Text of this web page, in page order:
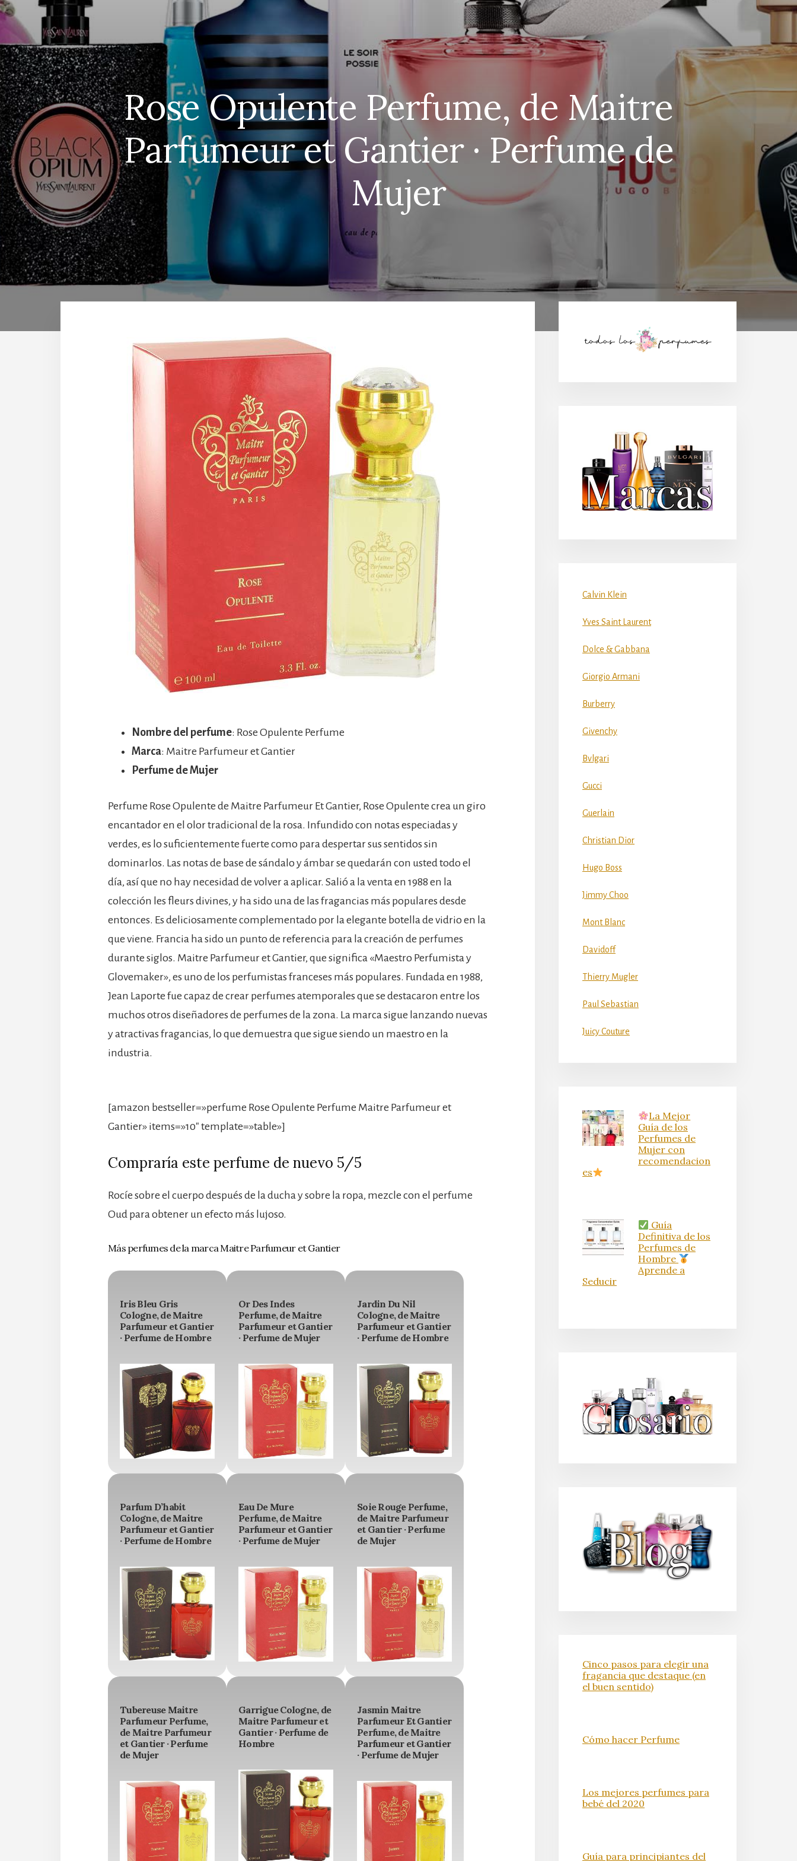
Rose Opulente Perfume, de Maitre
Parfumeur et Gantier · Perfume de
Mujer
Nombre del perfume: Rose Opulente Perfume
Marca: Maitre Parfumeur et Gantier
Perfume de Mujer
Perfume Rose Opulente de Maitre Parfumeur Et Gantier, Rose Opulente crea un giro
encantador en el olor tradicional de la rosa. Infundido con notas especiadas y
verdes, es lo suficientemente fuerte como para despertar sus sentidos sin
dominarlos. Las notas de base de sándalo y ámbar se quedarán con usted todo el
día, así que no hay necesidad de volver a aplicar. Salió a la venta en 1988 en la
colección les fleurs divines, y ha sido una de las fragancias más populares desde
entonces. Es deliciosamente complementado por la elegante botella de vidrio en la
que viene. Francia ha sido un punto de referencia para la creación de perfumes
durante siglos. Maitre Parfumeur et Gantier, que significa «Maestro Perfumista y
Glovemaker», es uno de los perfumistas franceses más populares. Fundada en 1988,
Jean Laporte fue capaz de crear perfumes atemporales que se destacaron entre los
muchos otros diseñadores de perfumes de la zona. La marca sigue lanzando nuevas
y atractivas fragancias, lo que demuestra que sigue siendo un maestro en la
industria.
[amazon bestseller=»perfume Rose Opulente Perfume Maitre Parfumeur et
Gantier» items=»10″ template=»table»]
Compraría este perfume de nuevo 5/5
Rocíe sobre el cuerpo después de la ducha y sobre la ropa, mezcle con el perfume
Oud para obtener un efecto más lujoso.
Más perfumes de la marca Maitre Parfumeur et Gantier
Iris Bleu Gris
Cologne, de Maitre
Parfumeur et Gantier
· Perfume de Hombre
Or Des Indes
Perfume, de Maitre
Parfumeur et Gantier
· Perfume de Mujer
Jardin Du Nil
Cologne, de Maitre
Parfumeur et Gantier
· Perfume de Hombre
Parfum D’habit
Cologne, de Maitre
Parfumeur et Gantier
· Perfume de Hombre
Eau De Mure
Perfume, de Maitre
Parfumeur et Gantier
· Perfume de Mujer
Soie Rouge Perfume,
de Maitre Parfumeur
et Gantier · Perfume
de Mujer
Tubereuse Maitre
Parfumeur Perfume,
de Maitre Parfumeur
et Gantier · Perfume
de Mujer
Garrigue Cologne, de
Maitre Parfumeur et
Gantier · Perfume de
Hombre
Jasmin Maitre
Parfumeur Et Gantier
Perfume, de Maitre
Parfumeur et Gantier
· Perfume de Mujer
lateral
Calvin Klein
Yves Saint Laurent
Dolce & Gabbana
Giorgio Armani
Burberry
Givenchy
Bvlgari
Gucci
Guerlain
Christian Dior
Hugo Boss
Jimmy Choo
Mont Blanc
Davidoff
Thierry Mugler
Paul Sebastian
Juicy Couture
La Mejor
Guía de los
Perfumes de
Mujer con
recomendacion
es
Guía
Definitiva de los
Perfumes de
Hombre
Aprende a
Seducir
Cinco pasos para elegir una
fragancia que destaque (en
el buen sentido)
Cómo hacer Perfume
Los mejores perfumes para
bebé del 2020
Guía para principiantes del